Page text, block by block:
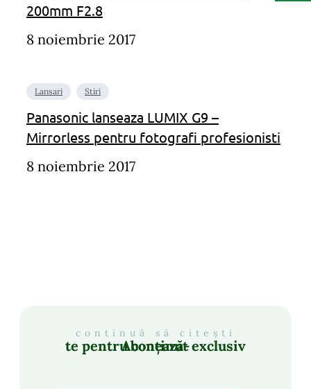
200mm F2.8
8 noiembrie 2017
Lansari Stiri
Panasonic lanseaza LUMIX G9 –
Mirrorless pentru fotografi profesionisti
8 noiembrie 2017
continuă să citești
Abonează-te pentru conținut exclusiv